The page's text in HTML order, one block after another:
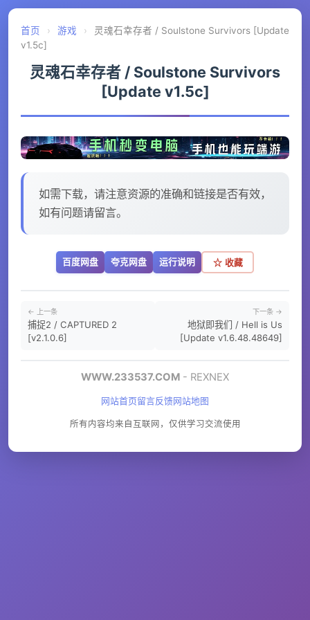
首页 › 游戏 ›
灵魂石幸存者 / Soulstone Survivors [Update
v1.5c]
灵魂石幸存者 / Soulstone Survivors
[Update v1.5c]
如需下载，请注意资源的准确和链接是否有效，
如有问题请留言。
百度网盘 夸克网盘 运行说明 ☆ 收藏
← 上一条
捕捉2 / CAPTURED 2
[v2.1.0.6]
下一条 →
地狱即我们 / Hell is Us
[Update v1.6.48.48649]
WWW.233537.COM - REXNEX
网站首页留言反馈网站地图
所有内容均来自互联网，仅供学习交流使用